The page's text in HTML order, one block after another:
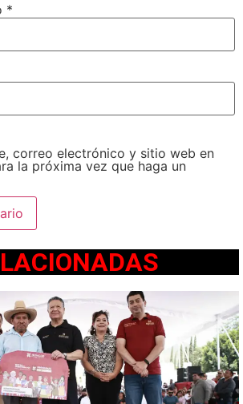
*
correo electrónico y sitio web en
la próxima vez que haga un